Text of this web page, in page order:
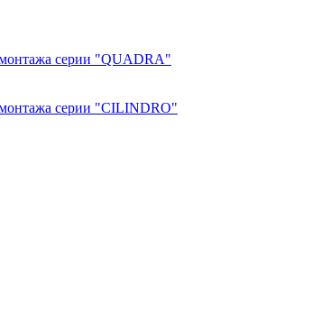
монтажа серии "QUADRА"
монтажа серии "CILINDRO"